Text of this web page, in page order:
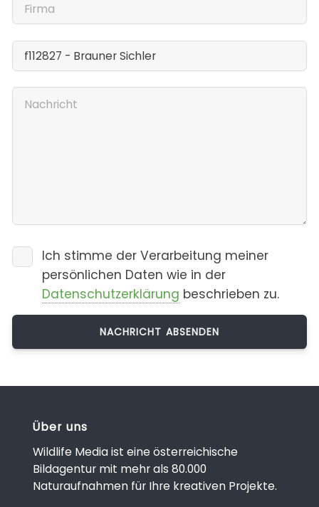
Ich stimme der Verarbeitung meiner
persönlichen Daten wie in der
Datenschutzerklärung beschrieben zu.
Über uns
Wildlife Media ist eine österreichische
Bildagentur mit mehr als 80.000
Naturaufnahmen für Ihre kreativen Projekte.